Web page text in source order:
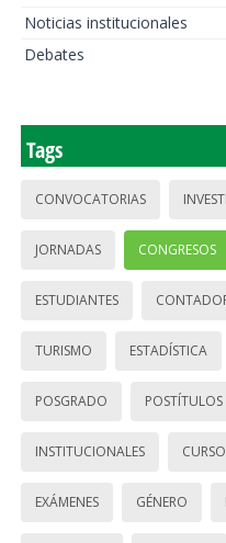
Noticias institucionales
Debates
Tags
CONVOCATORIAS
JORNADAS CONGRESOS
ESTUDIANTES
TURISMO ESTADÍSTICA
POSGRADO POSTÍTULOS
INSTITUCIONALES
EXÁMENES GÉNERO